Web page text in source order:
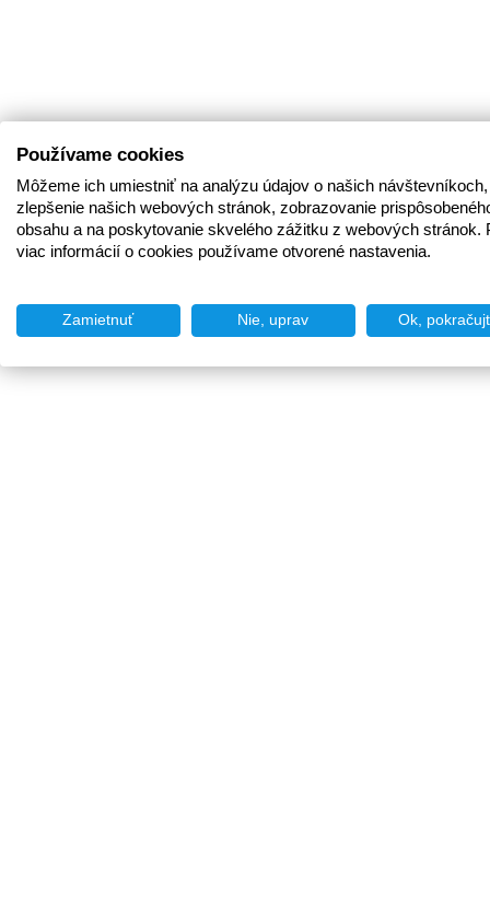
Používame cookies
Môžeme ich umiestniť na analýzu údajov o našich
zlepšenie našich webových stránok, zobrazovanie
obsahu a na poskytovanie skvelého zážitku z webových stránok.
viac informácií o cookies používame otvorené nastavenia.
Zamietnuť Nie, uprav Ok,